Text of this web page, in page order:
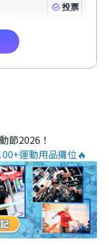
節2026！
運動用品攤位🔥